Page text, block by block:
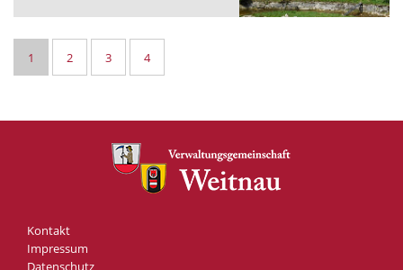
1 2 3 4
Kontakt
Impressum